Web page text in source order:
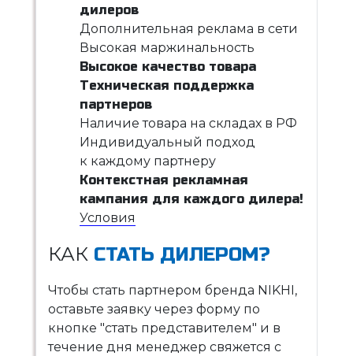
дилеров
Дополнительная реклама в сети
Высокая маржинальность
Высокое качество товара
Техническая поддержка
партнеров
Наличие товара на складах в РФ
Индивидуальный подход
к каждому партнеру
Контекстная рекламная
кампания для каждого дилера!
Условия
КАК СТАТЬ ДИЛЕРОМ?
Чтобы стать партнером бренда NIKHI,
оставьте заявку через форму по
кнопке "стать представителем" и в
течение дня менеджер свяжется с